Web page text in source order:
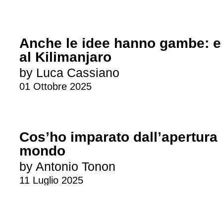
Anche le idee hanno gambe:
al Kilimanjaro
by Luca Cassiano
01 Ottobre 2025
Cos’ho imparato
mondo
by Antonio Tonon
11 Luglio 2025